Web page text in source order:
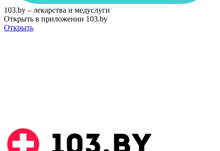
103.by – лекарства и медуслуги
Открыть в приложении 103.by
Открыть